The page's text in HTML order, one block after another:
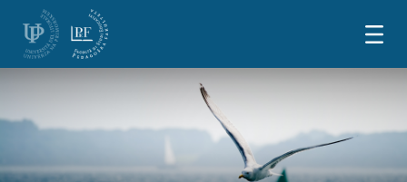
Skoči na vsebino